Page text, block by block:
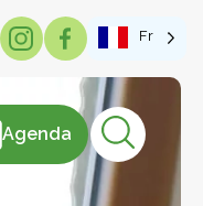
Fr
Agenda